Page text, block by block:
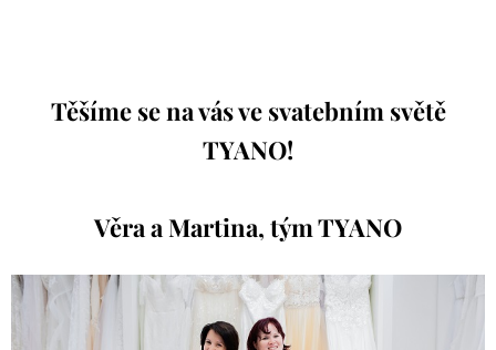
Těšíme se na vás ve svatebním světě
TYANO!
Věra a Martina, tým TYANO